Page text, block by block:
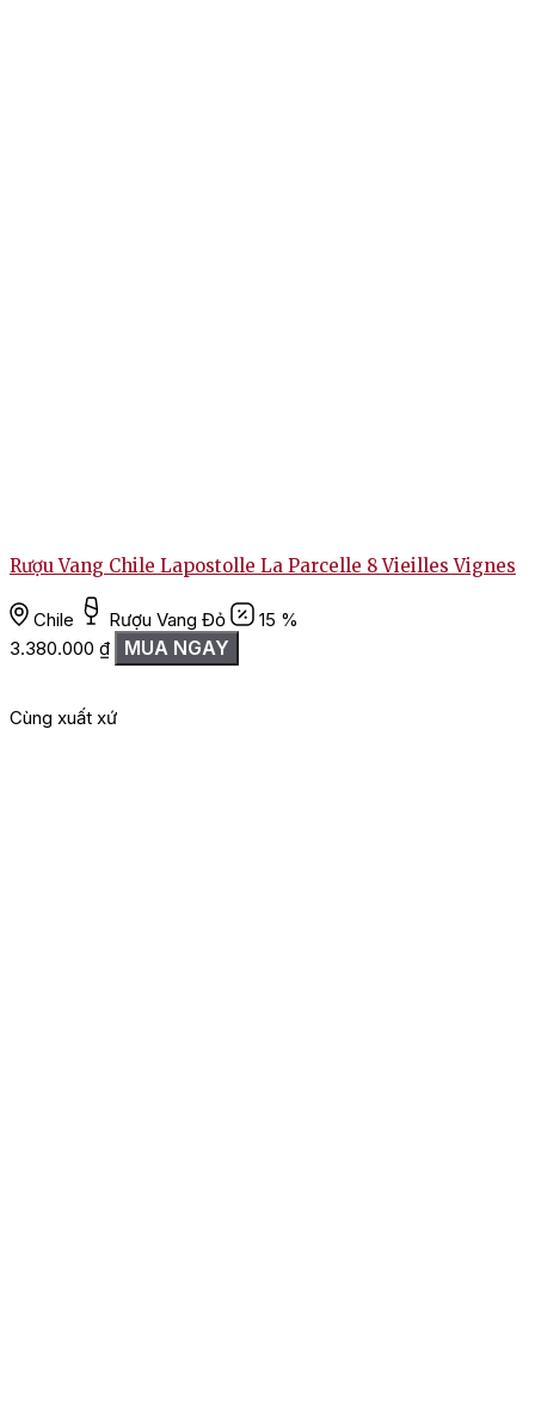
Rượu Vang Chile Lapostolle La Parcelle 8 Vieilles Vignes
Chile Rượu Vang Đỏ
15 %
3.380.000 ₫ MUA NGAY
Cùng xuất xứ